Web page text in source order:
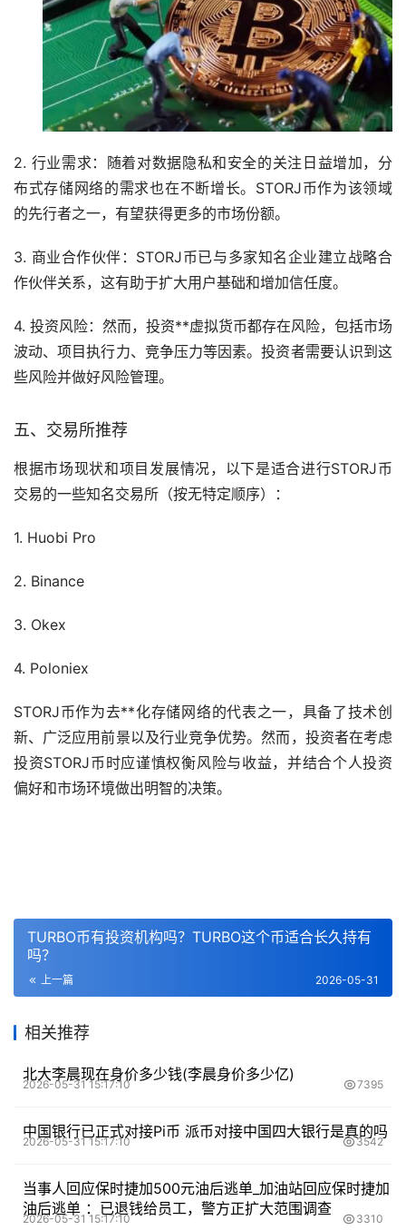
2. 行业需求：随着对数据隐私和安全的关注日益增加，分
布式存储网络的需求也在不断增长。STORJ币作为该领域
的先行者之一，有望获得更多的市场份额。
3. 商业合作伙伴：STORJ币已与多家知名企业建立战略合
作伙伴关系，这有助于扩大用户基础和增加信任度。
4. 投资风险：然而，投资**虚拟货币都存在风险，包括市场
波动、项目执行力、竞争压力等因素。投资者需要认识到这
些风险并做好风险管理。
五、 交易所推荐
根据市场现状和项目发展情况，以下是适合进行STORJ币
交易的一些知名交易所（按无特定顺序）：
1. Huobi Pro
2. Binance
3. Okex
4. Poloniex
STORJ币作为去**化存储网络的代表之一，具备了技术创
新、广泛应用前景以及行业竞争优势。然而，投资者在考虑
投资STORJ币时应谨慎权衡风险与收益，并结合个人投资
偏好和市场环境做出明智的决策。
TURBO币有投资机构吗？TURBO这个币适合长久持有
吗？
上一篇 2026-05-31
相关推荐
北大李晨现在身价多少钱(李晨身价多少亿)
2026-05-31 15:17:10 7395
中国银行已正式对接Pi币 派币对接中国四大银行是真的吗
2026-05-31 15:17:10 3542
当事人回应保时捷加500元油后逃单_加油站回应保时捷加
油后逃单 ：已退钱给员工，警方正扩大范围调查
2026-05-31 15:17:10 3310